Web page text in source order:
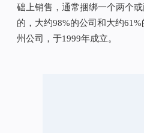
础上销售，通常捆绑一个两个
的，大约98%的公司和大约
州公司，于1999年成立。